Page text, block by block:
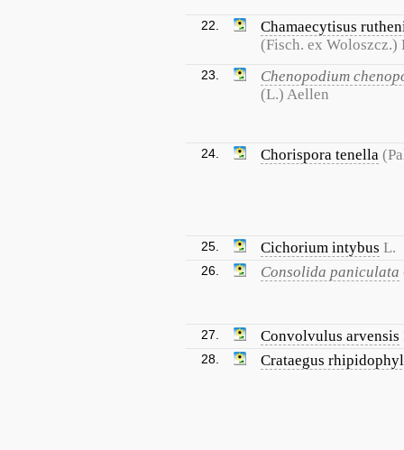
22.
Chamaecytisus
(Fisch. ex Woloszcz.)
23.
Chenopodium
(L.) Aellen
24. Chorispora tenella
25. Cichorium intybus L.
26. Consolida paniculata
27. Convolvulus arvensis
28. Crataegus